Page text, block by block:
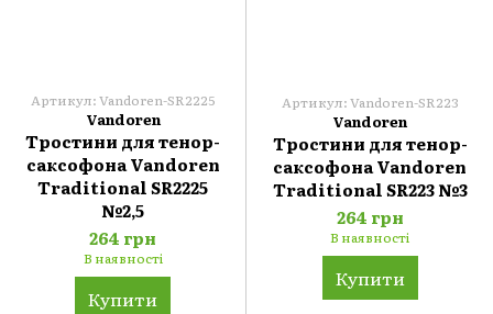
Артикул: Vandoren-SR2225
Vandoren
Тростини для тенор-
саксофона Vandoren
Traditional SR2225
№2,5
264 грн
В наявності
Купити
Артикул: Vandoren-SR223
Vandoren
Тростини для тенор-
саксофона Vandoren
Traditional SR223 №3
264 грн
В наявності
Купити